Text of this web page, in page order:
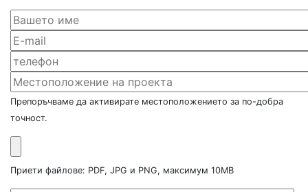
Препоръчваме да активирате местоположението за по-добра
точност.
Приети файлове: PDF, JPG и PNG, максимум 10MB